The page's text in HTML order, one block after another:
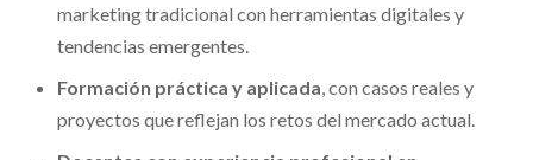
marketing tradicional con herramientas digitales y
tendencias emergentes.
Formación práctica y aplicada, con casos reales y
proyectos que reflejan los retos del mercado actual.